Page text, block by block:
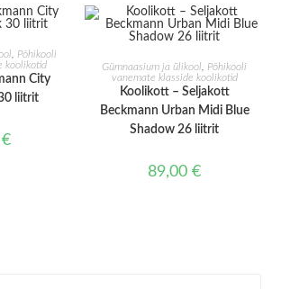
Põhikooli
koolikotid
City
liitrit
€
LISA KORVI
Gümnaasium ja ülikool
Põhikooli
vanemate klasside koolikotid
Koolikott – Seljakott
Beckmann Urban Midi Blue
Shadow 26 liitrit
89,00€